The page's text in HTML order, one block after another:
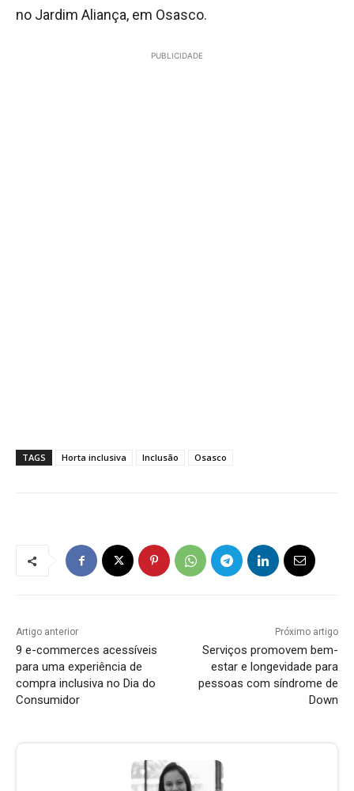
no Jardim Aliança, em Osasco.
PUBLICIDADE
TAGS Horta inclusiva Inclusão Osasco
Artigo anterior
9 e-commerces acessíveis
para uma experiência de
compra inclusiva no Dia do
Consumidor
Próximo artigo
Serviços promovem bem-
estar e longevidade para
pessoas com síndrome de
Down